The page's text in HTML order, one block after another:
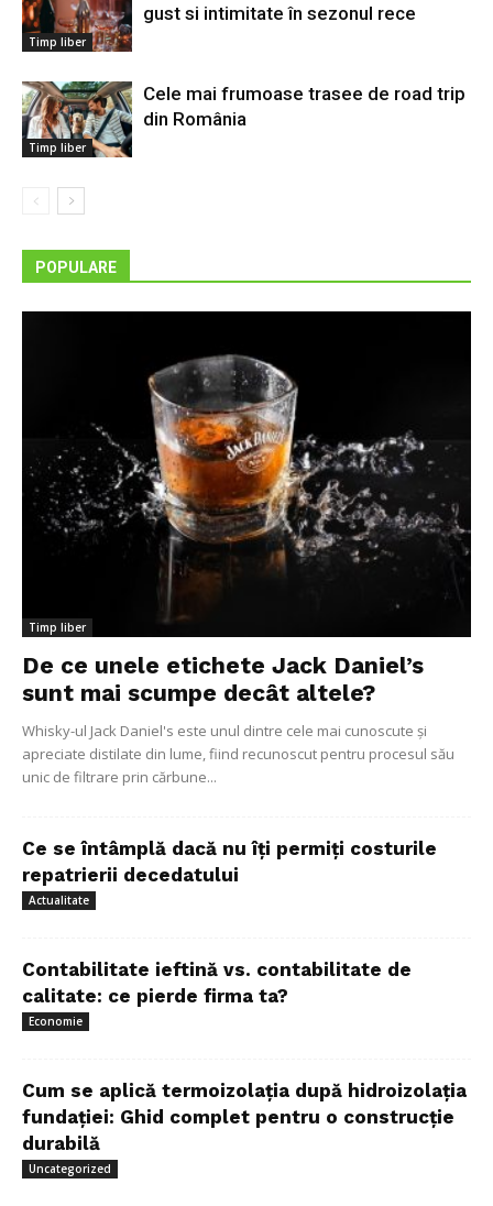
Timp liber
gust si intimitate în sezonul rece
Timp liber
Cele mai frumoase trasee de road trip
din România
POPULARE
Timp liber
De ce unele etichete Jack Daniel’s
sunt mai scumpe decât altele?
Whisky-ul Jack Daniel's este unul dintre cele mai cunoscute și
apreciate distilate din lume, fiind recunoscut pentru procesul său
unic de filtrare prin cărbune...
Ce se întâmplă dacă nu îți permiți costurile
repatrierii decedatului
Actualitate
Contabilitate ieftină vs. contabilitate de
calitate: ce pierde firma ta?
Economie
Cum se aplică termoizolația după hidroizolația
fundației: Ghid complet pentru o construcție
durabilă
Uncategorized